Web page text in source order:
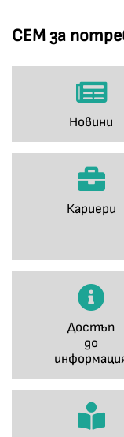
СЕМ за
Новини
Кариери
Достъп
до